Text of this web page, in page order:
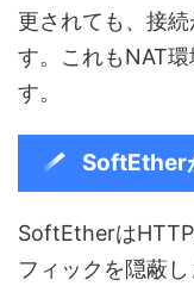
更されても、接
す。これもNAT
す。
SoftEther
SoftEtherは
フィックを隠蔽